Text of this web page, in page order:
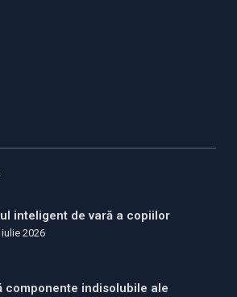
inteligent de vară a copiilor
iulie 2026
componente indisolubile ale